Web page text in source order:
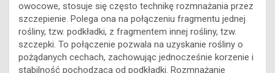
owocowe, stosuje się często technikę rozmnażania przez
szczepienie. Polega ona na połączeniu fragmentu jednej
rośliny, tzw. podkładki, z fragmentem innej rośliny, tzw.
szczepki. To połączenie pozwala na uzyskanie rośliny o
pożądanych cechach, zachowując jednocześnie korzenie i
stabilność pochodzącą od podkładki. Rozmnażanie